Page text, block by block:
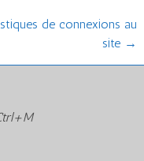
de connexions au
site →